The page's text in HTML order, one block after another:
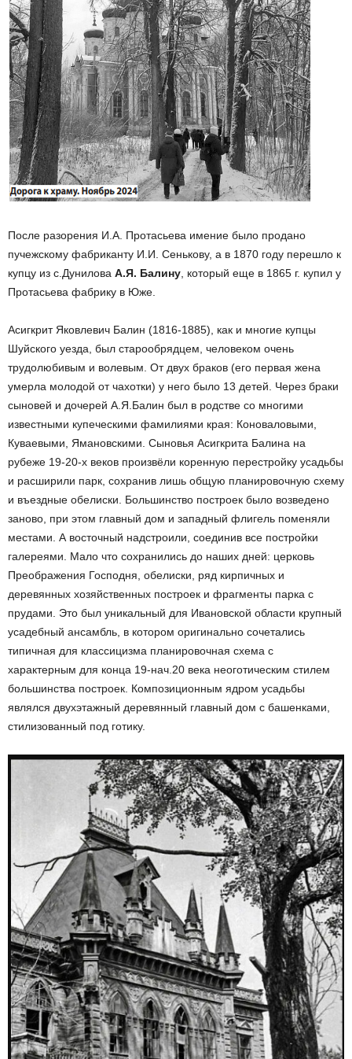
После разорения И.А. Протасьева имение было продано
пучежскому фабриканту И.И. Сенькову, а в 1870 году перешло к
купцу из с.Дунилова А.Я. Балину , который еще в 1865 г. купил у
Протасьева фабрику в Юже.
Асигкрит Яковлевич Балин (1816-1885), как и многие купцы
Шуйского уезда, был старообрядцем, человеком очень
трудолюбивым и волевым. От двух браков (его первая жена
умерла молодой от чахотки) у него было 13 детей. Через браки
сыновей и дочерей А.Я.Балин был в родстве со многими
известными купеческими фамилиями края: Коноваловыми,
Куваевыми, Ямановскими. Сыновья Асигкрита Балина на
рубеже 19-20-х веков произвёли коренную перестройку усадьбы
и расширили парк, сохранив лишь общую планировочную схему
и въездные обелиски. Большинство построек было возведено
заново, при этом главный дом и западный флигель поменяли
местами. А восточный надстроили, соединив все постройки
галереями. Мало что сохранились до наших дней: церковь
Преображения Господня, обелиски, ряд кирпичных и
деревянных хозяйственных построек и фрагменты парка с
прудами. Это был уникальный для Ивановской области крупный
усадебный ансамбль, в котором оригинально сочетались
типичная для классицизма планировочная схема с
характерным для конца 19-нач.20 века неоготическим стилем
большинства построек. Композиционным ядром усадьбы
являлся двухэтажный деревянный главный дом с башенками,
стилизованный под готику.